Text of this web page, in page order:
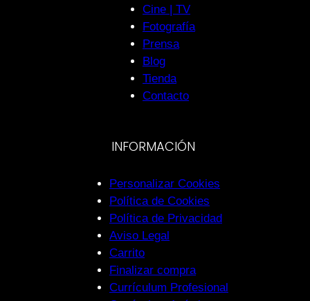
Cine | TV
Fotografía
Prensa
Blog
Tienda
Contacto
INFORMACIÓN
Personalizar Cookies
Política de Cookies
Política de Privacidad
Aviso Legal
Carrito
Finalizar compra
Currículum Profesional